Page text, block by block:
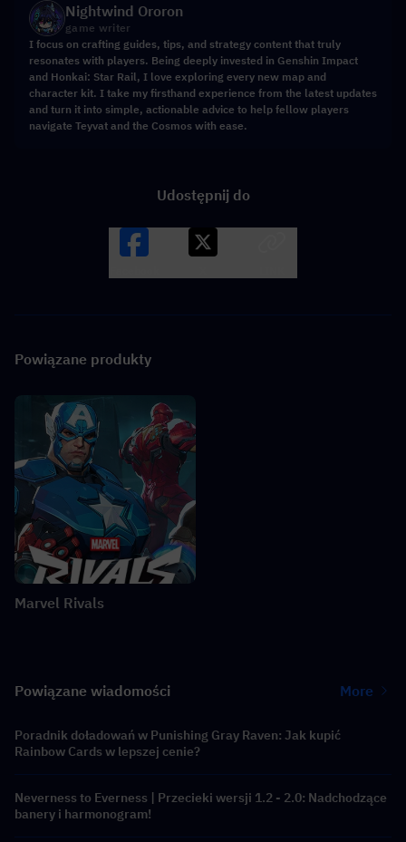
Nightwind Ororon
game writer
I focus on crafting guides, tips, and strategy content that truly
resonates with players. Being deeply invested in Genshin Impact
and Honkai: Star Rail, I love exploring every new map and
character kit. I take my firsthand experience from the latest updates
and turn it into simple, actionable advice to help fellow players
navigate Teyvat and the Cosmos with ease.
Udostępnij do
Powiązane produkty
Marvel Rivals
Powiązane wiadomości More
Poradnik doładowań w Punishing Gray Raven: Jak kupić
Rainbow Cards w lepszej cenie?
Neverness to Everness | Przecieki wersji 1.2 - 2.0: Nadchodzące
banery i harmonogram!